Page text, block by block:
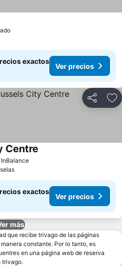
Ver precios
precios
exactos
Ver precios
Compartir
Ver precios
Centre
exactos
Ver precios
más
que recibe trivago de las páginas
constante. Por lo tanto, es
en una página web de reserva
trivago.